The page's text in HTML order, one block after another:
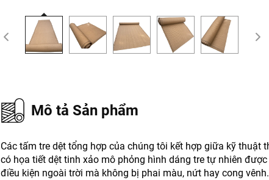
Mô tả Sản phẩm
Các tấm tre dệt tổng hợp của chúng tôi kết hợp giữa kỹ
có họa tiết dệt tinh xảo mô phỏng hình dáng tre tự nhiên
điều kiện ngoài trời mà không bị phai màu, nứt hay cong